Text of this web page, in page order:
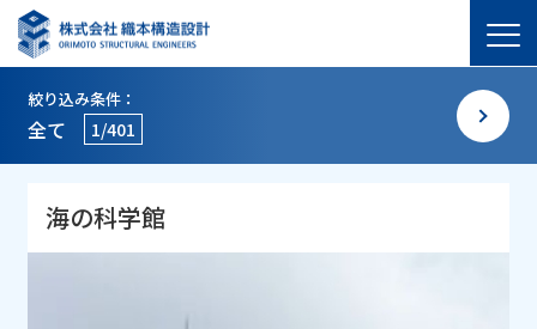
絞り込み条件：
全て 1/401
海の科学館